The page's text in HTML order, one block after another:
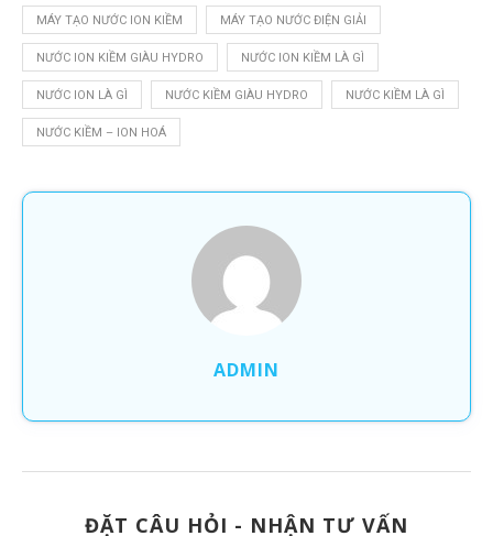
MÁY TẠO NƯỚC ION KIỀM MÁY TẠO NƯỚC ĐIỆN GIẢI
NƯỚC ION KIỀM GIÀU HYDRO NƯỚC ION KIỀM LÀ GÌ
NƯỚC ION LÀ GÌ NƯỚC KIỀM GIÀU HYDRO NƯỚC KIỀM LÀ GÌ
NƯỚC KIỀM – ION HOÁ
ADMIN
ĐẶT CÂU HỎI - NHẬN TƯ VẤN